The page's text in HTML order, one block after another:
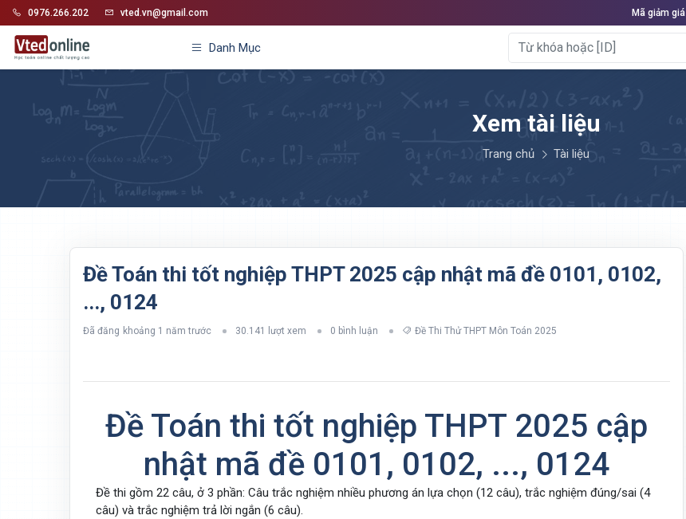
0976.266.202 vted.vn@gmail.com Mã giảm giá
Danh Mục
Xem tài liệu
Trang chủ Tài liệu
Đề Toán thi tốt nghiệp THPT 2025 cập nhật mã đề 0101, 0102,
..., 0124
Đã đăng khoảng 1 năm trước 30.141 lượt xem 0 bình luận Đề Thi Thử THPT Môn Toán 2025
Đề Toán thi tốt nghiệp THPT 2025 cập
nhật mã đề 0101, 0102, ..., 0124
Đề thi gồm 22 câu, ở 3 phần: Câu trắc nghiệm nhiều phương án lựa chọn (12 câu), trắc nghiệm đúng/sai (4
câu) và trắc nghiệm trả lời ngắn (6 câu).